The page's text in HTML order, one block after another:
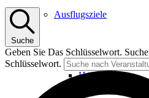
Ausflugsziele
Hardtbergturm
August
2026
Suche
Geben Sie Das Schlüsselwort.
Schlüsselwort.